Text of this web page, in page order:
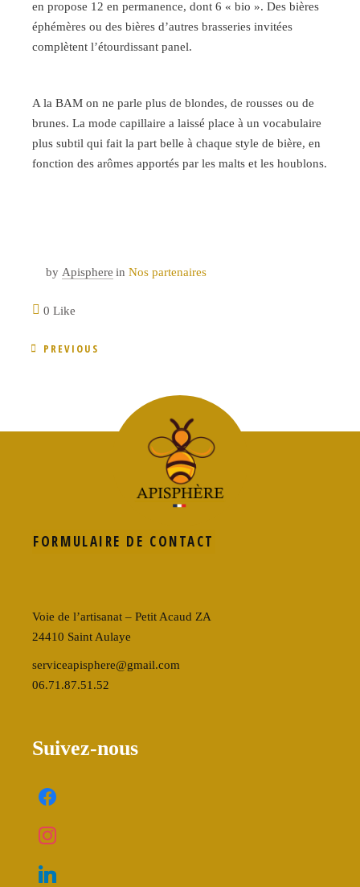
en propose 12 en permanence, dont 6 « bio ». Des bières
éphémères ou des bières d’autres brasseries invitées
complètent l’étourdissant panel.
A la BAM on ne parle plus de blondes, de rousses ou de
brunes. La mode capillaire a laissé place à un vocabulaire
plus subtil qui fait la part belle à chaque style de bière, en
fonction des arômes apportés par les malts et les houblons.
by Apisphere inNos partenaires
0 Like
PREVIOUS
FORMULAIRE DE CONTACT
Voie de l’artisanat – Petit Acaud ZA
24410 Saint Aulaye
serviceapisphere@gmail.com
06.71.87.51.52
Suivez-nous